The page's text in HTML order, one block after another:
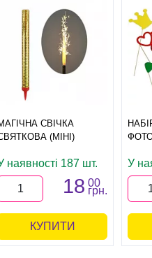
СВІЧКА
(МІНІ)
наявності 187 шт.
18 00
грн.
КУПИТИ
У